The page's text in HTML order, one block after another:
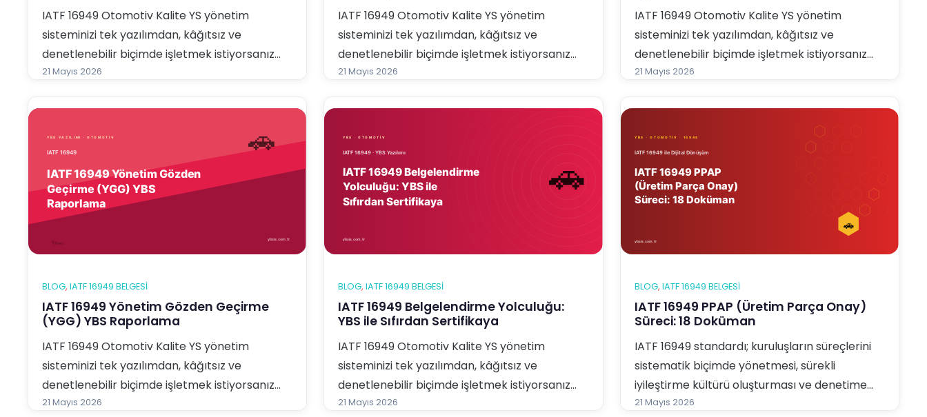
IATF 16949 Otomotiv Kalite YS yönetim
sisteminizi tek yazılımdan, kâğıtsız ve
denetlenebilir biçimde işletmek istiyorsanız
YBS Entegre Yönetim Sistemi Yazılımı tam
IATF 169…
21 Mayıs 2026
IATF 16949 Otomotiv Kalite YS yönetim
sisteminizi tek yazılımdan, kâğıtsız ve
denetlenebilir biçimde işletmek istiyorsanız
YBS Entegre Yönetim Sistemi Yazılımı tam
IATF 169…
21 Mayıs 2026
IATF 16949 Otomotiv Kalite YS yönetim
sisteminizi tek yazılımdan, kâğıtsız ve
denetlenebilir biçimde işletmek istiyorsanız
YBS Entegre Yönetim Sistemi Yazılımı tam
IATF 169…
21 Mayıs 2026
BLOG, IATF 16949 BELGESI
IATF 16949 Yönetim Gözden Geçirme
(YGG) YBS Raporlama
IATF 16949 Otomotiv Kalite YS yönetim
sisteminizi tek yazılımdan, kâğıtsız ve
denetlenebilir biçimde işletmek istiyorsanız
YBS Entegre Yönetim Sistemi Yazılımı tam
21 Mayıs 2026
BLOG, IATF 16949 BELGESI
IATF 16949 Belgelendirme Yolculuğu:
YBS ile Sıfırdan Sertifikaya
IATF 16949 Otomotiv Kalite YS yönetim
sisteminizi tek yazılımdan, kâğıtsız ve
denetlenebilir biçimde işletmek istiyorsanız
YBS Entegre Yönetim Sistemi Yazılımı tam
21 Mayıs 2026
BLOG, IATF 16949 BELGESI
IATF 16949 PPAP (Üretim Parça Onay)
Süreci: 18 Doküman
IATF 16949 standardı; kuruluşların süreçlerini
sistematik biçimde yönetmesi, sürekli
iyileştirme kültürü oluşturması ve denetime
hazır bir yapıya kavuşması için güçlü bir
21 Mayıs 2026